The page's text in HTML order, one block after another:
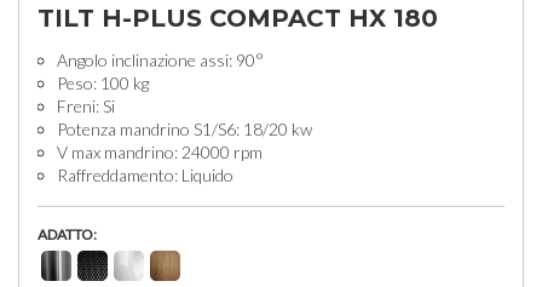
TILT H-PLUS COMPACT HX 180
Angolo inclinazione assi: 90°
Peso: 100 kg
Freni: Si
Potenza mandrino S1/S6: 18/20 kw
V max mandrino: 24000 rpm
Raffreddamento: Liquido
ADATTO: